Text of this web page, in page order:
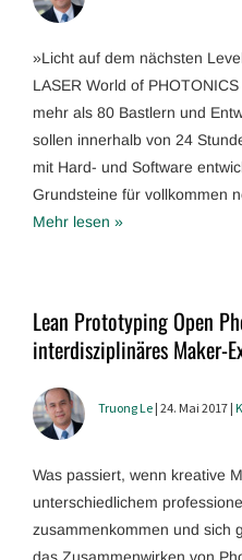
»Licht auf dem nächsten
LASER World of
mehr als 80 Bastlern und
sollen innerhalb von 24
mit Hard- und Software
Grundsteine für vollkommen
Mehr lesen »
Lean Prototyping Open
interdisziplinäres Maker-
Truong Le | 24. Mai 2017 |
Was passiert, wenn kreative
unterschiedlichem
zusammenkommen und sich
das Zusammenwirken von